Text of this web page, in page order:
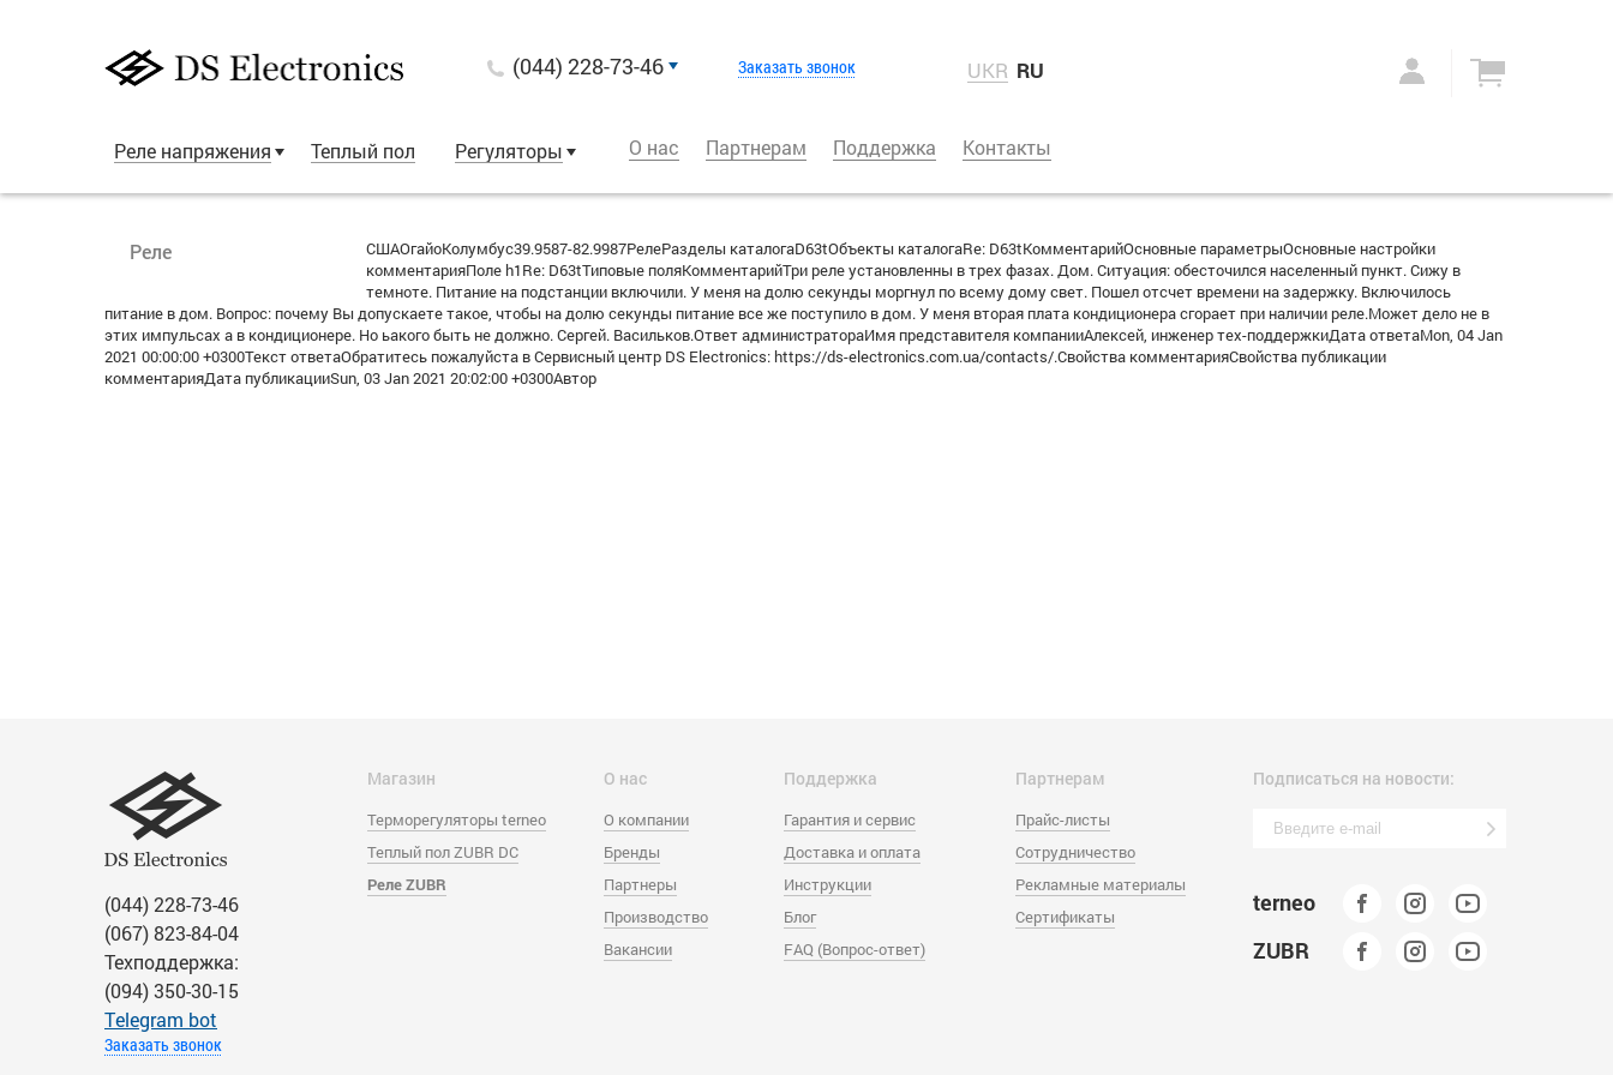
(044) 228-73-46 Заказать звонок UKR RU
Реле напряжения Теплый пол Регуляторы О нас Партнерам Поддержка Контакты
Реле
СШАОгайоКолумбус39.9587-82.9987РелеРазделы каталогаD63tОбъекты каталогаRe: D63tКомментарийОсновные параметрыОсновные настройки
комментарияПоле h1Re: D63tТиповые поляКомментарийТри реле установленны в трех фазах. Дом. Ситуация: обесточился населенный пункт. Сижу в
темноте. Питание на подстанции включили. У меня на долю секунды моргнул по всему дому свет. Пошел отсчет времени на задержку. Включилось
питание в дом. Вопрос: почему Вы допускаете такое, чтобы на долю секунды питание все же поступило в дом. У меня вторая плата кондиционера сгорает при наличии реле.Может дело не в
этих импульсах а в кондиционере. Но ьакого быть не должно. Сергей. Васильков.Ответ администратораИмя представителя компанииАлексей, инженер тех-поддержкиДата ответаMon, 04 Jan
2021 00:00:00 +0300Текст ответаОбратитесь пожалуйста в Сервисный центр DS Electronics: https://ds-electronics.com.ua/contacts/.Свойства комментарияСвойства публикации
комментарияДата публикацииSun, 03 Jan 2021 20:02:00 +0300Автор
(044) 228-73-46
(067) 823-84-04
Техподдержка:
(094) 350-30-15
Тelegram bot
Заказать звонок
Магазин
Терморегуляторы terneo
Теплый пол ZUBR DC
Реле ZUBR
О нас
О компании
Бренды
Партнеры
Производство
Вакансии
Поддержка
Гарантия и сервис
Доставка и оплата
Инструкции
Блог
FAQ (Вопрос-ответ)
Партнерам
Прайс-листы
Сотрудничество
Рекламные материалы
Сертификаты
Подписаться на новости:
terneo
ZUBR